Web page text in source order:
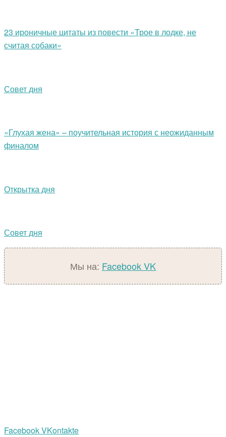
23 ироничные цитаты из повести «Трое в лодке, не
считая собаки»
Совет дня
«Глухая жена» – поучительная история с неожиданным
финалом
Открытка дня
Совет дня
Мы на: FacebookVK
FacebookVKontakte